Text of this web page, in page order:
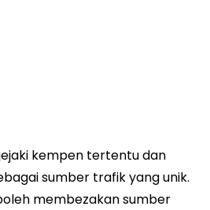
kempen tertentu dan
sumber trafik yang unik.
membezakan sumber